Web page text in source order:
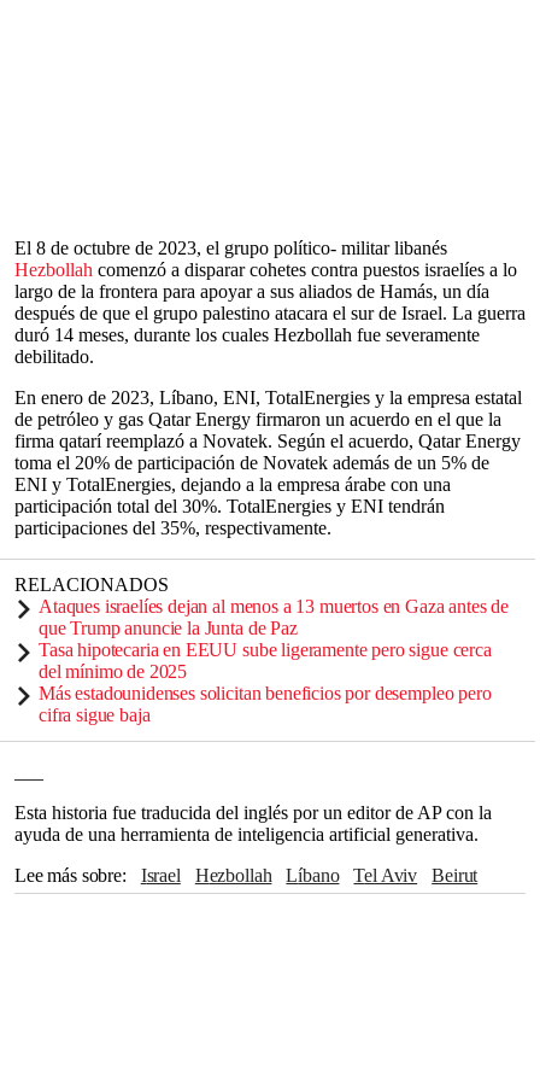
El 8 de octubre de 2023, el grupo político- militar libanés
Hezbollah comenzó a disparar cohetes contra puestos israelíes a lo
largo de la frontera para apoyar a sus aliados de Hamás, un día
después de que el grupo palestino atacara el sur de Israel. La guerra
duró 14 meses, durante los cuales Hezbollah fue severamente
debilitado.
En enero de 2023, Líbano, ENI, TotalEnergies y la empresa estatal
de petróleo y gas Qatar Energy firmaron un acuerdo en el que la
firma qatarí reemplazó a Novatek. Según el acuerdo, Qatar Energy
toma el 20% de participación de Novatek además de un 5% de
ENI y TotalEnergies, dejando a la empresa árabe con una
participación total del 30%. TotalEnergies y ENI tendrán
participaciones del 35%, respectivamente.
RELACIONADOS
Ataques israelíes dejan al menos a 13 muertos en Gaza antes de
que Trump anuncie la Junta de Paz
Tasa hipotecaria en EEUU sube ligeramente pero sigue cerca
del mínimo de 2025
Más estadounidenses solicitan beneficios por desempleo pero
cifra sigue baja
Esta historia fue traducida del inglés por un editor de AP con la
ayuda de una herramienta de inteligencia artificial generativa.
Lee más sobre
Israel Hezbollah Líbano Tel Aviv
Beirut